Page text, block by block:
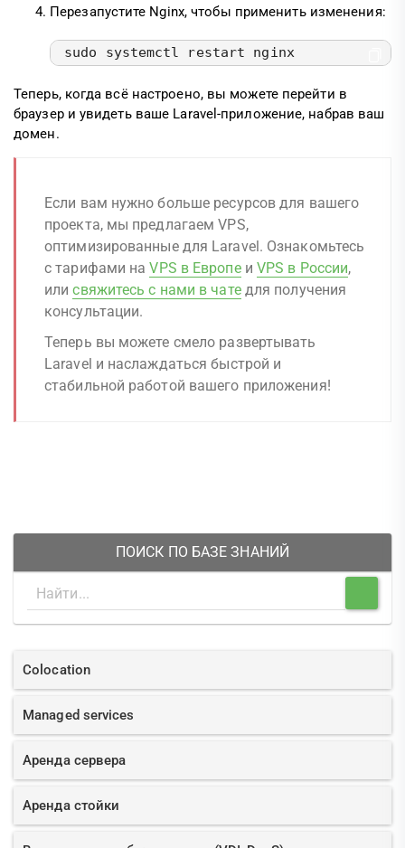
Перезапустите Nginx, чтобы применить изменения:
sudo systemctl restart nginx
Теперь, когда всё настроено, вы можете перейти в
браузер и увидеть ваше Laravel-приложение, набрав ваш
домен.
Если вам нужно больше ресурсов для вашего
проекта, мы предлагаем VPS,
оптимизированные для Laravel. Ознакомьтесь
с тарифами наVPS в Европеи VPS в России,
илисвяжитесь с нами в чатедля получения
консультации.
Теперь вы можете смело развертывать
Laravel и наслаждаться быстрой и
стабильной работой вашего приложения!
ПОИСК ПО БАЗЕ ЗНАНИЙ
Colocation
Managed services
Аренда сервера
Аренда стойки